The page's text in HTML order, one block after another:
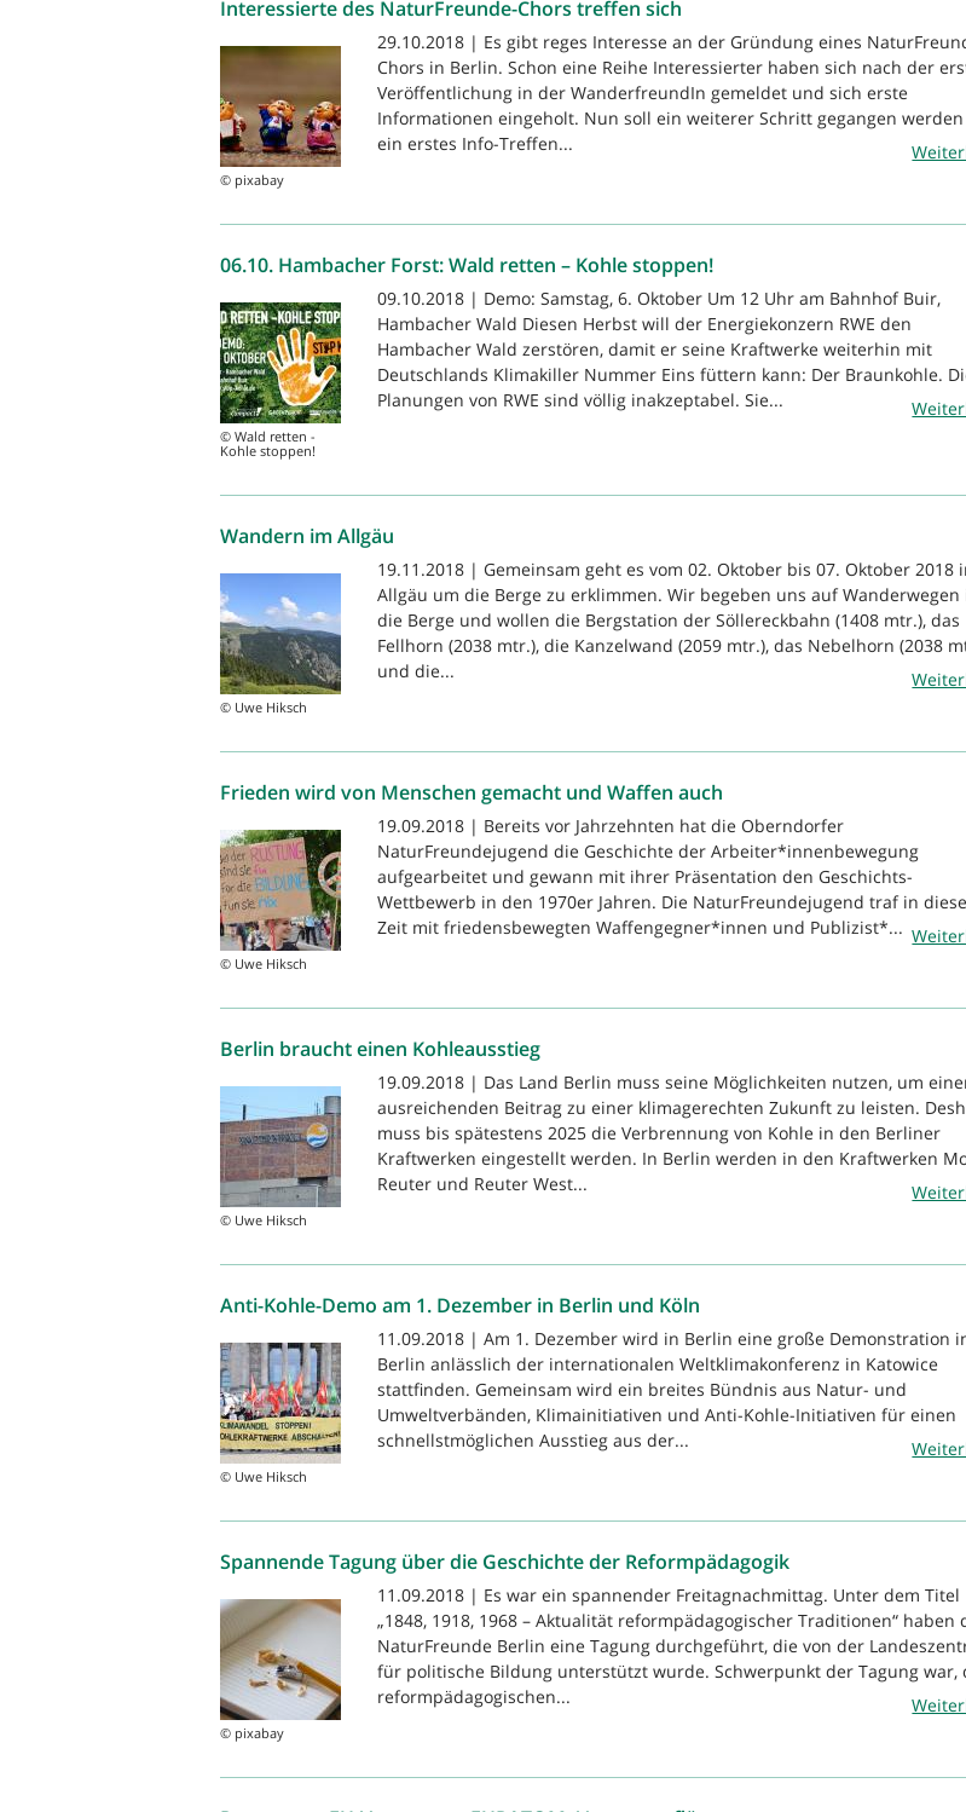
Interessierte des NaturFreunde-Chors treffen sich
© pixabay
29.10.2018 | Es gibt reges Interesse an der Gründung eines
Chors in Berlin. Schon eine Reihe Interessierter haben sich nach der
Veröffentlichung in der WanderfreundIn gemeldet und sich erste
Informationen eingeholt. Nun soll ein weiterer Schritt gegangen
ein erstes Info-Treffen...
06.10. Hambacher Forst: Wald retten – Kohle stoppen!
© Wald retten -
Kohle stoppen!
09.10.2018 | Demo: Samstag, 6. Oktober Um 12 Uhr am Bahnhof Buir,
Hambacher Wald Diesen Herbst will der Energiekonzern RWE den
Hambacher Wald zerstören, damit er seine Kraftwerke weiterhin mit
Deutschlands Klimakiller Nummer Eins füttern kann: Der Braunkohle.
Planungen von RWE sind völlig inakzeptabel. Sie...
Wandern im Allgäu
© Uwe Hiksch
19.11.2018 | Gemeinsam geht es vom 02. Oktober bis 07. Oktober 2018
Allgäu um die Berge zu erklimmen. Wir begeben uns auf Wanderwegen
die Berge und wollen die Bergstation der Söllereckbahn (1408 mtr.), das
Fellhorn (2038 mtr.), die Kanzelwand (2059 mtr.), das Nebelhorn (2038
und die...
Frieden wird von Menschen gemacht und Waffen auch
© Uwe Hiksch
19.09.2018 | Bereits vor Jahrzehnten hat die Oberndorfer
NaturFreundejugend die Geschichte der Arbeiter*innenbewegung
aufgearbeitet und gewann mit ihrer Präsentation den Geschichts-
Wettbewerb in den 1970er Jahren. Die NaturFreundejugend traf in
Zeit mit friedensbewegten Waffengegner*innen und Publizist*...
Berlin braucht einen Kohleausstieg
© Uwe Hiksch
19.09.2018 | Das Land Berlin muss seine Möglichkeiten nutzen, um
ausreichenden Beitrag zu einer klimagerechten Zukunft zu leisten.
muss bis spätestens 2025 die Verbrennung von Kohle in den Berliner
Kraftwerken eingestellt werden. In Berlin werden in den Kraftwerken
Reuter und Reuter West...
Anti-Kohle-Demo am 1. Dezember in Berlin und Köln
© Uwe Hiksch
11.09.2018 | Am 1. Dezember wird in Berlin eine große Demonstration
Berlin anlässlich der internationalen Weltklimakonferenz in Katowice
stattfinden. Gemeinsam wird ein breites Bündnis aus Natur- und
Umweltverbänden, Klimainitiativen und Anti-Kohle-Initiativen für einen
schnellstmöglichen Ausstieg aus der...
Spannende Tagung über die Geschichte der Reformpädagogik
© pixabay
11.09.2018 | Es war ein spannender Freitagnachmittag. Unter dem Titel
„1848, 1918, 1968 – Aktualität reformpädagogischer Traditionen“ haben
NaturFreunde Berlin eine Tagung durchgeführt, die von der
für politische Bildung unterstützt wurde. Schwerpunkt der Tagung war,
reformpädagogischen...